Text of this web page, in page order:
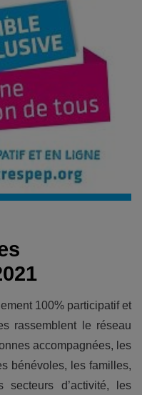
100% participatif et
rassemblent le réseau
accompagnées, les
bénévoles, les familles,
secteurs d’activité, les